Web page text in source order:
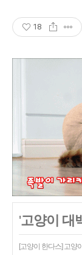
18
'고양이 대
[고양이 한다스] 고양